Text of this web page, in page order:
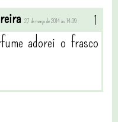
27 de março de 2014 às 14:39
adorei o frasco